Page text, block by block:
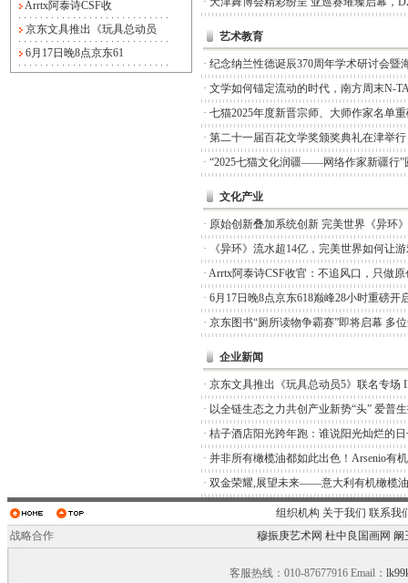
Arrtx阿泰诗CSF收
京东文具推出《玩具总动员
6月17日晚8点京东61
艺术教育
· 纪念纳兰性德诞辰370周年学术研讨会暨
· 文学如何锚定流动的时代，南方周末N-
· 七猫2025年度新晋宗师、大师作家名单
· 第二十一届百花文学奖颁奖典礼在津举行
· “2025七猫文化润疆——网络作家新疆行”
文化产业
· 原始创新叠加系统创新 完美世界《异环
·
《异环》流水超14亿，完美世界如何让游
· Arrtx阿泰诗CSF收官：不追风口，只做原
· 6月17日晚8点京东618巅峰28小时重磅开
· 京东图书“厕所读物争霸赛”即将启幕 多
企业新闻
· 京东文具推出《玩具总动员5》联名专场
· 以全链生态之力共创产业新势“头” 爱普
· 桔子酒店阳光跨年跑：谁说阳光灿烂的
· 并非所有橄榄油都如此出色！Arsenio有
· 双金荣耀,展望未来——意大利有机橄榄
组织机构 关于我们 联系我
战略合作
穆振庚艺术网 杜中良国画网 阚
客服热线：010-87677916 Email：